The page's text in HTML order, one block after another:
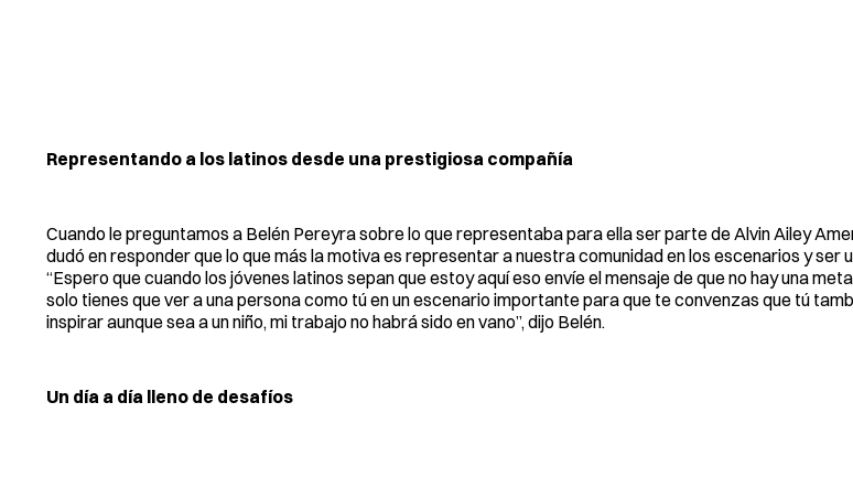
Representando a los latinos desde una prestigiosa compañía
Cuando le preguntamos a Belén Pereyra sobre lo que representaba para ella ser parte de Alvin Ailey
dudó en responder que lo que más la motiva es representar a nuestra comunidad en los escenarios y ser
“Espero que cuando los jóvenes latinos sepan que estoy aquí eso envíe el mensaje de que no hay una
solo tienes que ver a una persona como tú en un escenario importante para que te convenzas que tú
inspirar aunque sea a un niño, mi trabajo no habrá sido en vano”, dijo Belén.
Un día a día lleno de desafíos